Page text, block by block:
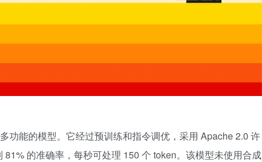
功能的模型。它经过预训练和指令调优，采用 Apache 2.0 许
的准确率，每秒可处理 150 个 token。该模型未使用合成